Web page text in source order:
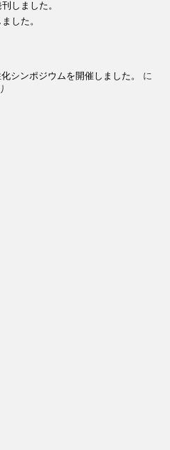
しました。
した。
シンポジウムを開催しました。
に